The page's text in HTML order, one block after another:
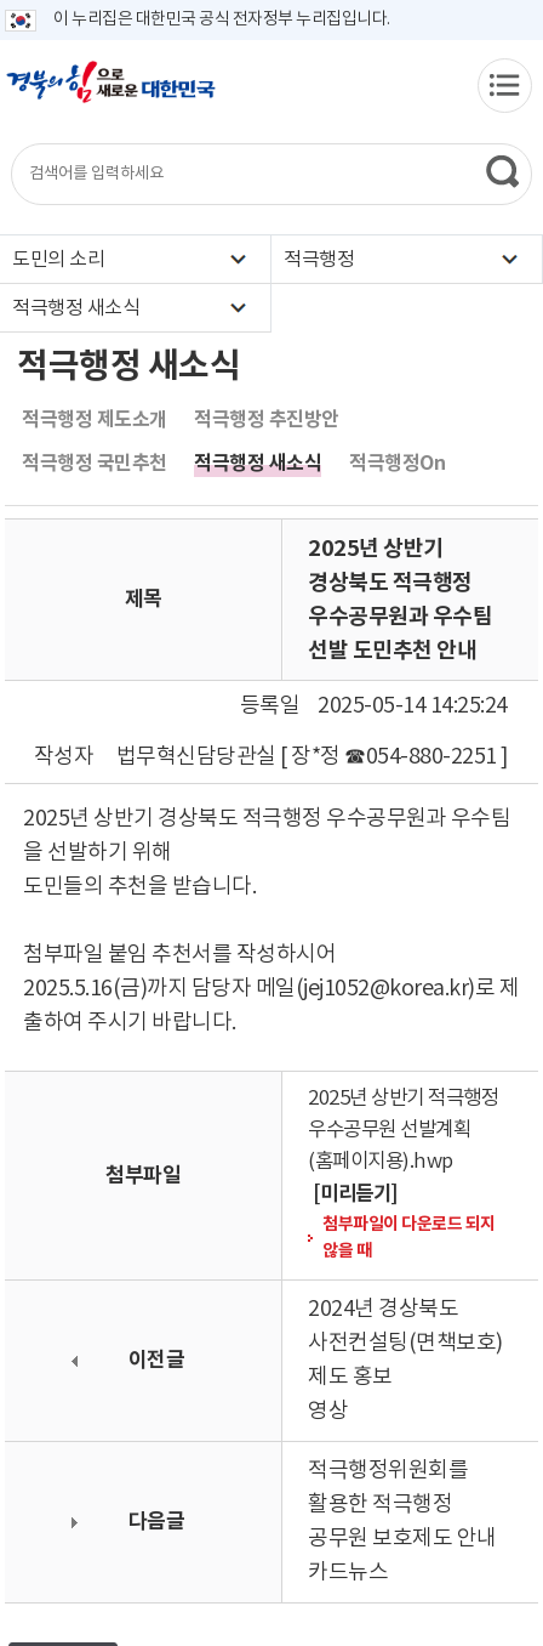
이 누리집은 대한민국 공식 전자정부 누리집입니다.
도민의 소리 적극행정
적극행정 새소식
적극행정 새소식
적극행정 제도소개
적극행정 추진방안
적극행정 국민추천
적극행정 새소식 적극행정On
제목
2025년 상반기
경상북도 적극행정
우수공무원과 우수팀
선발 도민추천 안내
등록일
2025-05-14 14:25:24
작성자
법무혁신담당관실 [ 장*정 ☎054-880-2251 ]
2025년 상반기 경상북도 적극행정 우수공무원과 우수팀
을 선발하기 위해
도민들의 추천을 받습니다.
첨부파일 붙임 추천서를 작성하시어
2025.5.16(금)까지 담당자 메일(jej1052@korea.kr)로 제
출하여 주시기 바랍니다.
첨부파일
2025년 상반기 적극행정
우수공무원 선발계획
(홈페이지용).hwp
[미리듣기]
첨부파일이 다운로드 되지
않을 때
이전글
2024년 경상북도
사전컨설팅(면책보호)
제도 홍보
영상
다음글
적극행정위원회를
활용한 적극행정
공무원 보호제도 안내
카드뉴스